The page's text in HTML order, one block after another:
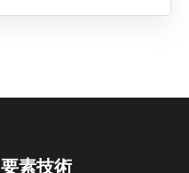
要素技術